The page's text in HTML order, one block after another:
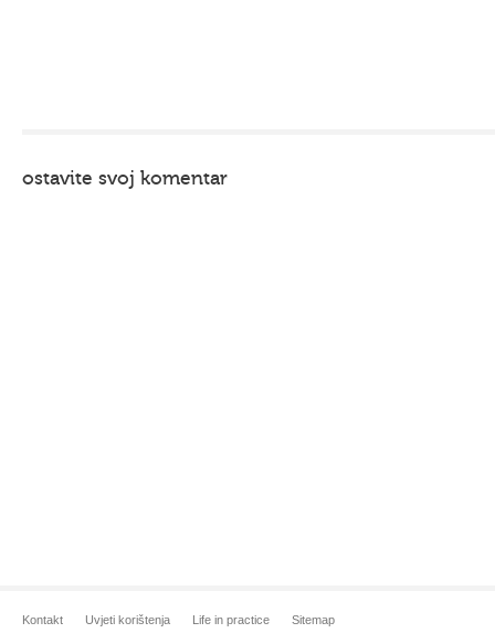
ostavite svoj komentar
Kontakt Uvjeti korištenja Life in practice Sitemap